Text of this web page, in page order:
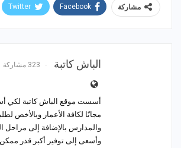
مشاركة Facebook
Twitter
الباش كاتبة 323 مشاركة
أسست موقع الباش كاتبة لكي
مجانًا لكافة الأعمار وبالأخص
والمدارس بالإضافة إلى مراحل
وأسعى إلى توفير أكبر قدر